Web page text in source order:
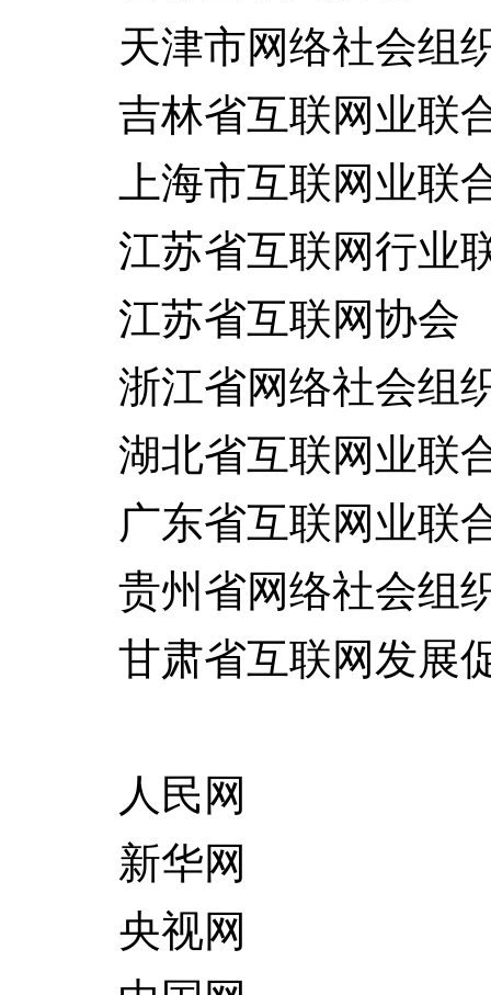
天津市网络社会组
吉林省互联网业联
上海市互联网业联
江苏省互联网行业
江苏省互联网协会
浙江省网络社会组
湖北省互联网业联
广东省互联网业联
贵州省网络社会组
甘肃省互联网发展
人民网
新华网
央视网